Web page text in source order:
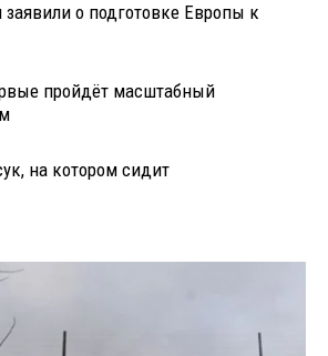
о подготовке Европы к
пройдёт масштабный
на котором сидит